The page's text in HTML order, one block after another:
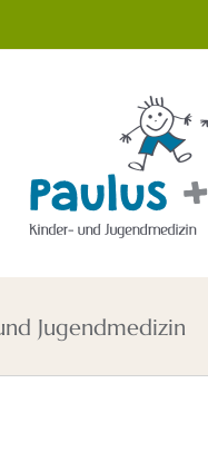
Jugendmedizin